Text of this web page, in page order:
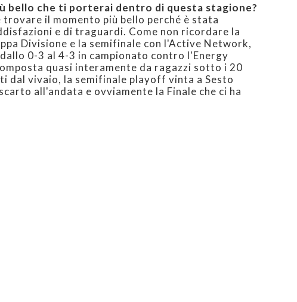
bello che ti porterai dentro di questa stagione?
il momento più bello perché è stata
e di traguardi. Come non ricordare la
Divisione e la semifinale con l'Active Network,
0-3 al 4-3 in campionato contro l'Energy
quasi interamente da ragazzi sotto i 20
dal vivaio, la semifinale playoff vinta a Sesto
all'andata e ovviamente la Finale che ci ha